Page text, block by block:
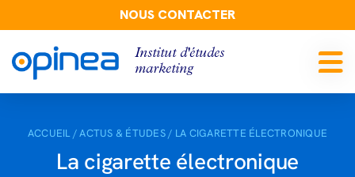
Institut d'études
marketing
NOUS CONTACTER
ACCUEIL/ACTUS & ÉTUDES/ LA CIGARETTE ÉLECTRONIQUE
La cigarette électronique